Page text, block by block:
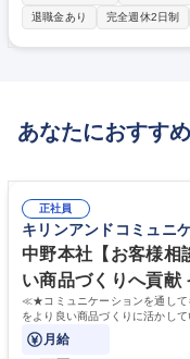
は》 ・顧客からの問い合わ
機器や部材の選定及び配管
フとの打ち合わせ 等 ※現場での実
退職金あり
完全週休2日制
あなたにおすす
正社員
キリンアンドコミュニ
中野本社【お客様相
い商品づくりへ貢献
≪★コミュニケーションを通し
をより良い商品づくりに活かし
月給